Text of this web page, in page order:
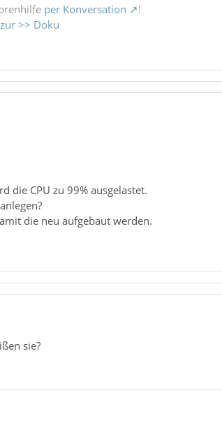
per Konversation
!
zur >> Doku
die CPU zu 99% ausgelastet.
die neu aufgebaut werden.
sie?